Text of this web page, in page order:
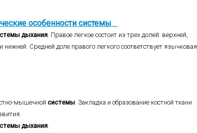
особенности системы...
дыхания. Правое легкое состоит из трех долей: верхней,
Средней доле правого легкого соответствует язычковая
мышечной системы. Закладка и образование костной ткани
дыхания.